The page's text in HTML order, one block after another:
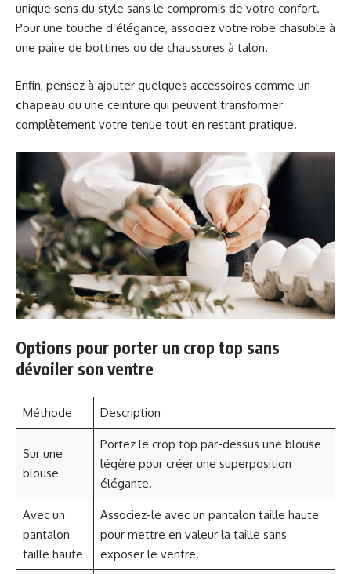
unique sens du style sans le compromis de votre confort.
Pour une touche d’élégance, associez votre robe chasuble à
une paire de bottines ou de chaussures à talon.
Enfin, pensez à ajouter quelques accessoires comme un
chapeau ou une ceinture qui peuvent transformer
complètement votre tenue tout en restant pratique.
Options pour porter un crop top sans
dévoiler son ventre
Méthode Description
Sur une
blouse
Portez le crop top par-dessus une blouse
légère pour créer une superposition
élégante.
Avec un
pantalon
taille haute
Associez-le avec un pantalon taille haute
pour mettre en valeur la taille sans
exposer le ventre.